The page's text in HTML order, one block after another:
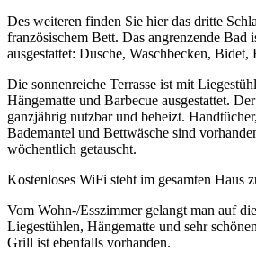
Des weiteren finden Sie hier das dritte
französischem Bett. Das angrenzende
ausgestattet: Dusche, Waschbecken, Bidet,
Die sonnenreiche Terrasse ist mit
Hängematte und Barbecue ausgestattet.
ganzjährig nutzbar und beheizt.
Bademantel und Bettwäsche sind
wöchentlich getauscht.
Kostenloses WiFi steht im gesamten Haus
Vom Wohn-/Esszimmer gelangt man auf
Liegestühlen, Hängematte und sehr
Grill ist ebenfalls vorhanden.